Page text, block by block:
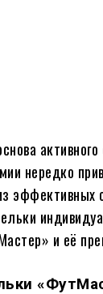
активного
нередко
и её